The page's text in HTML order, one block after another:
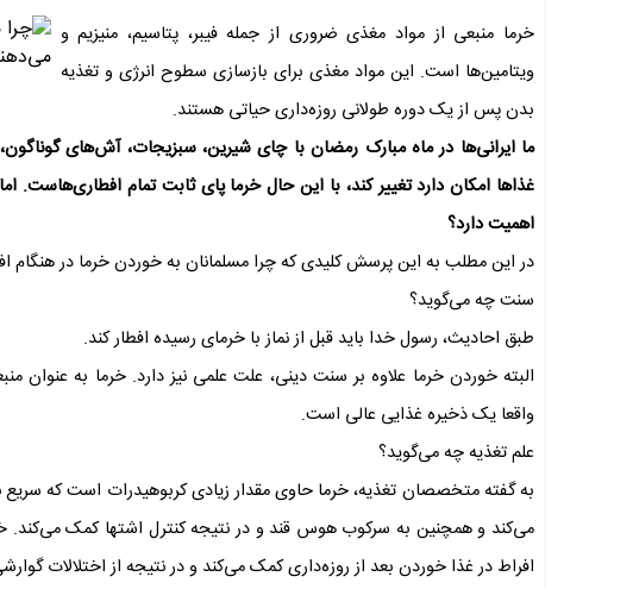
خرما منبعی از مواد مغذی ضروری از جمله فیبر، پتاسیم، منیزیم و
ویتامین‌ها است. این مواد مغذی برای بازسازی سطوح انرژی و تغذیه
بدن پس از یک دوره طولانی روزه‌داری حیاتی هستند.
ما ایرانی‌ها در ماه مبارک رمضان با چای شیرین، سبزیجات، آش‌های گوناگون،
غذا‌ها امکان دارد تغییر کند، با این حال خرما پای ثابت تمام افطاری‌هاست.
اهمیت دارد؟
در این مطلب به این پرسش کلیدی که چرا مسلمانان به خوردن خرما در هنگام
سنت چه می‌گوید؟
طبق احادیث، رسول خدا باید قبل از نماز با خرمای رسیده افطار کند.
البته خوردن خرما علاوه بر سنت دینی، علت علمی نیز دارد. خرما به عنوان
واقعا یک ذخیره غذایی عالی است.
علم تغذیه چه می‌گوید؟
به گفته متخصصان تغذیه، خرما حاوی مقدار زیادی کربوهیدرات است که سریع
می‌کند و همچنین به سرکوب هوس قند و در نتیجه کنترل اشتها کمک می‌کند.
افراط در غذا خوردن بعد از روزه‌داری کمک می‌کند و در نتیجه از اختلالات